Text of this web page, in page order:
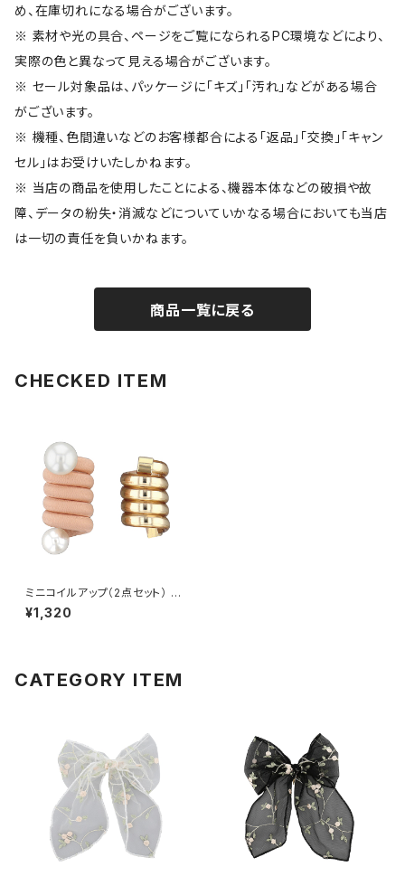
め、在庫切れになる場合がございます。
※ 素材や光の具合、ページをご覧になられるPC環境などにより、
実際の色と異なって見える場合がございます。
※ セール対象品は、パッケージに「キズ」「汚れ」などがある場合
がございます。
※ 機種、色間違いなどのお客様都合による「返品」「交換」「キャン
セル」はお受けいたしかねます。
※ 当店の商品を使用したことによる、機器本体などの破損や故
障、データの紛失・消滅などについていかなる場合においても当店
は一切の責任を負いかねます。
商品一覧に戻る
CHECKED ITEM
ミニコイルアップ（2点セット） パ
ール×メタリック HCF0212-PK
（ピンク）
¥1,320
CATEGORY ITEM